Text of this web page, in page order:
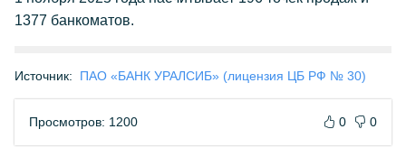
1377 банкоматов.
Источник: ПАО «БАНК УРАЛСИБ» (лицензия ЦБ РФ № 30)
Просмотров: 1200 0 0